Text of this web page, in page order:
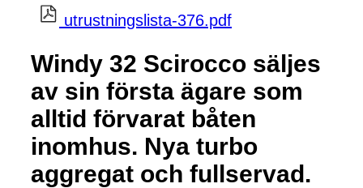
utrustningslista-376.pdf
Windy 32 Scirocco säljes
av sin första ägare som
alltid förvarat båten
inomhus. Nya turbo
aggregat och fullservad.